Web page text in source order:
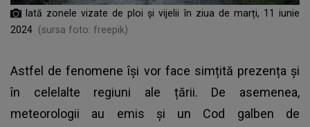
Iată zonele vizate de ploi și vijelii în ziua de marți, 11 iunie
2024 (sursa foto: freepik)
Astfel de fenomene își vor face simțită prezența și
în celelalte regiuni ale țării. De asemenea,
meteorologii au emis și un Cod galben de